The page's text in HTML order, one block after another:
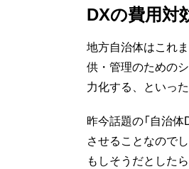
DXの費用対
地方自治体はこれ
供・管理のための
力化する、といっ
昨今話題の「自治
させることなのでし
もしそうだとした